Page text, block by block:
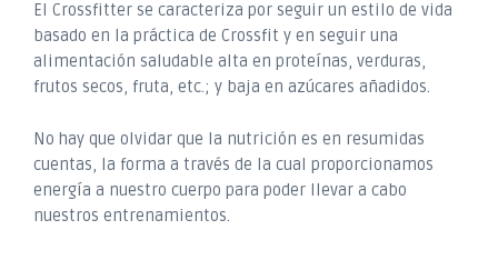
El Crossfitter se caracteriza por seguir un estilo de vida
basado en la práctica de Crossfit y en seguir una
alimentación saludable alta en proteínas, verduras,
frutos secos, fruta, etc.; y baja en azúcares añadidos.
No hay que olvidar que la nutrición es en resumidas
cuentas, la forma a través de la cual proporcionamos
energía a nuestro cuerpo para poder llevar a cabo
nuestros entrenamientos.